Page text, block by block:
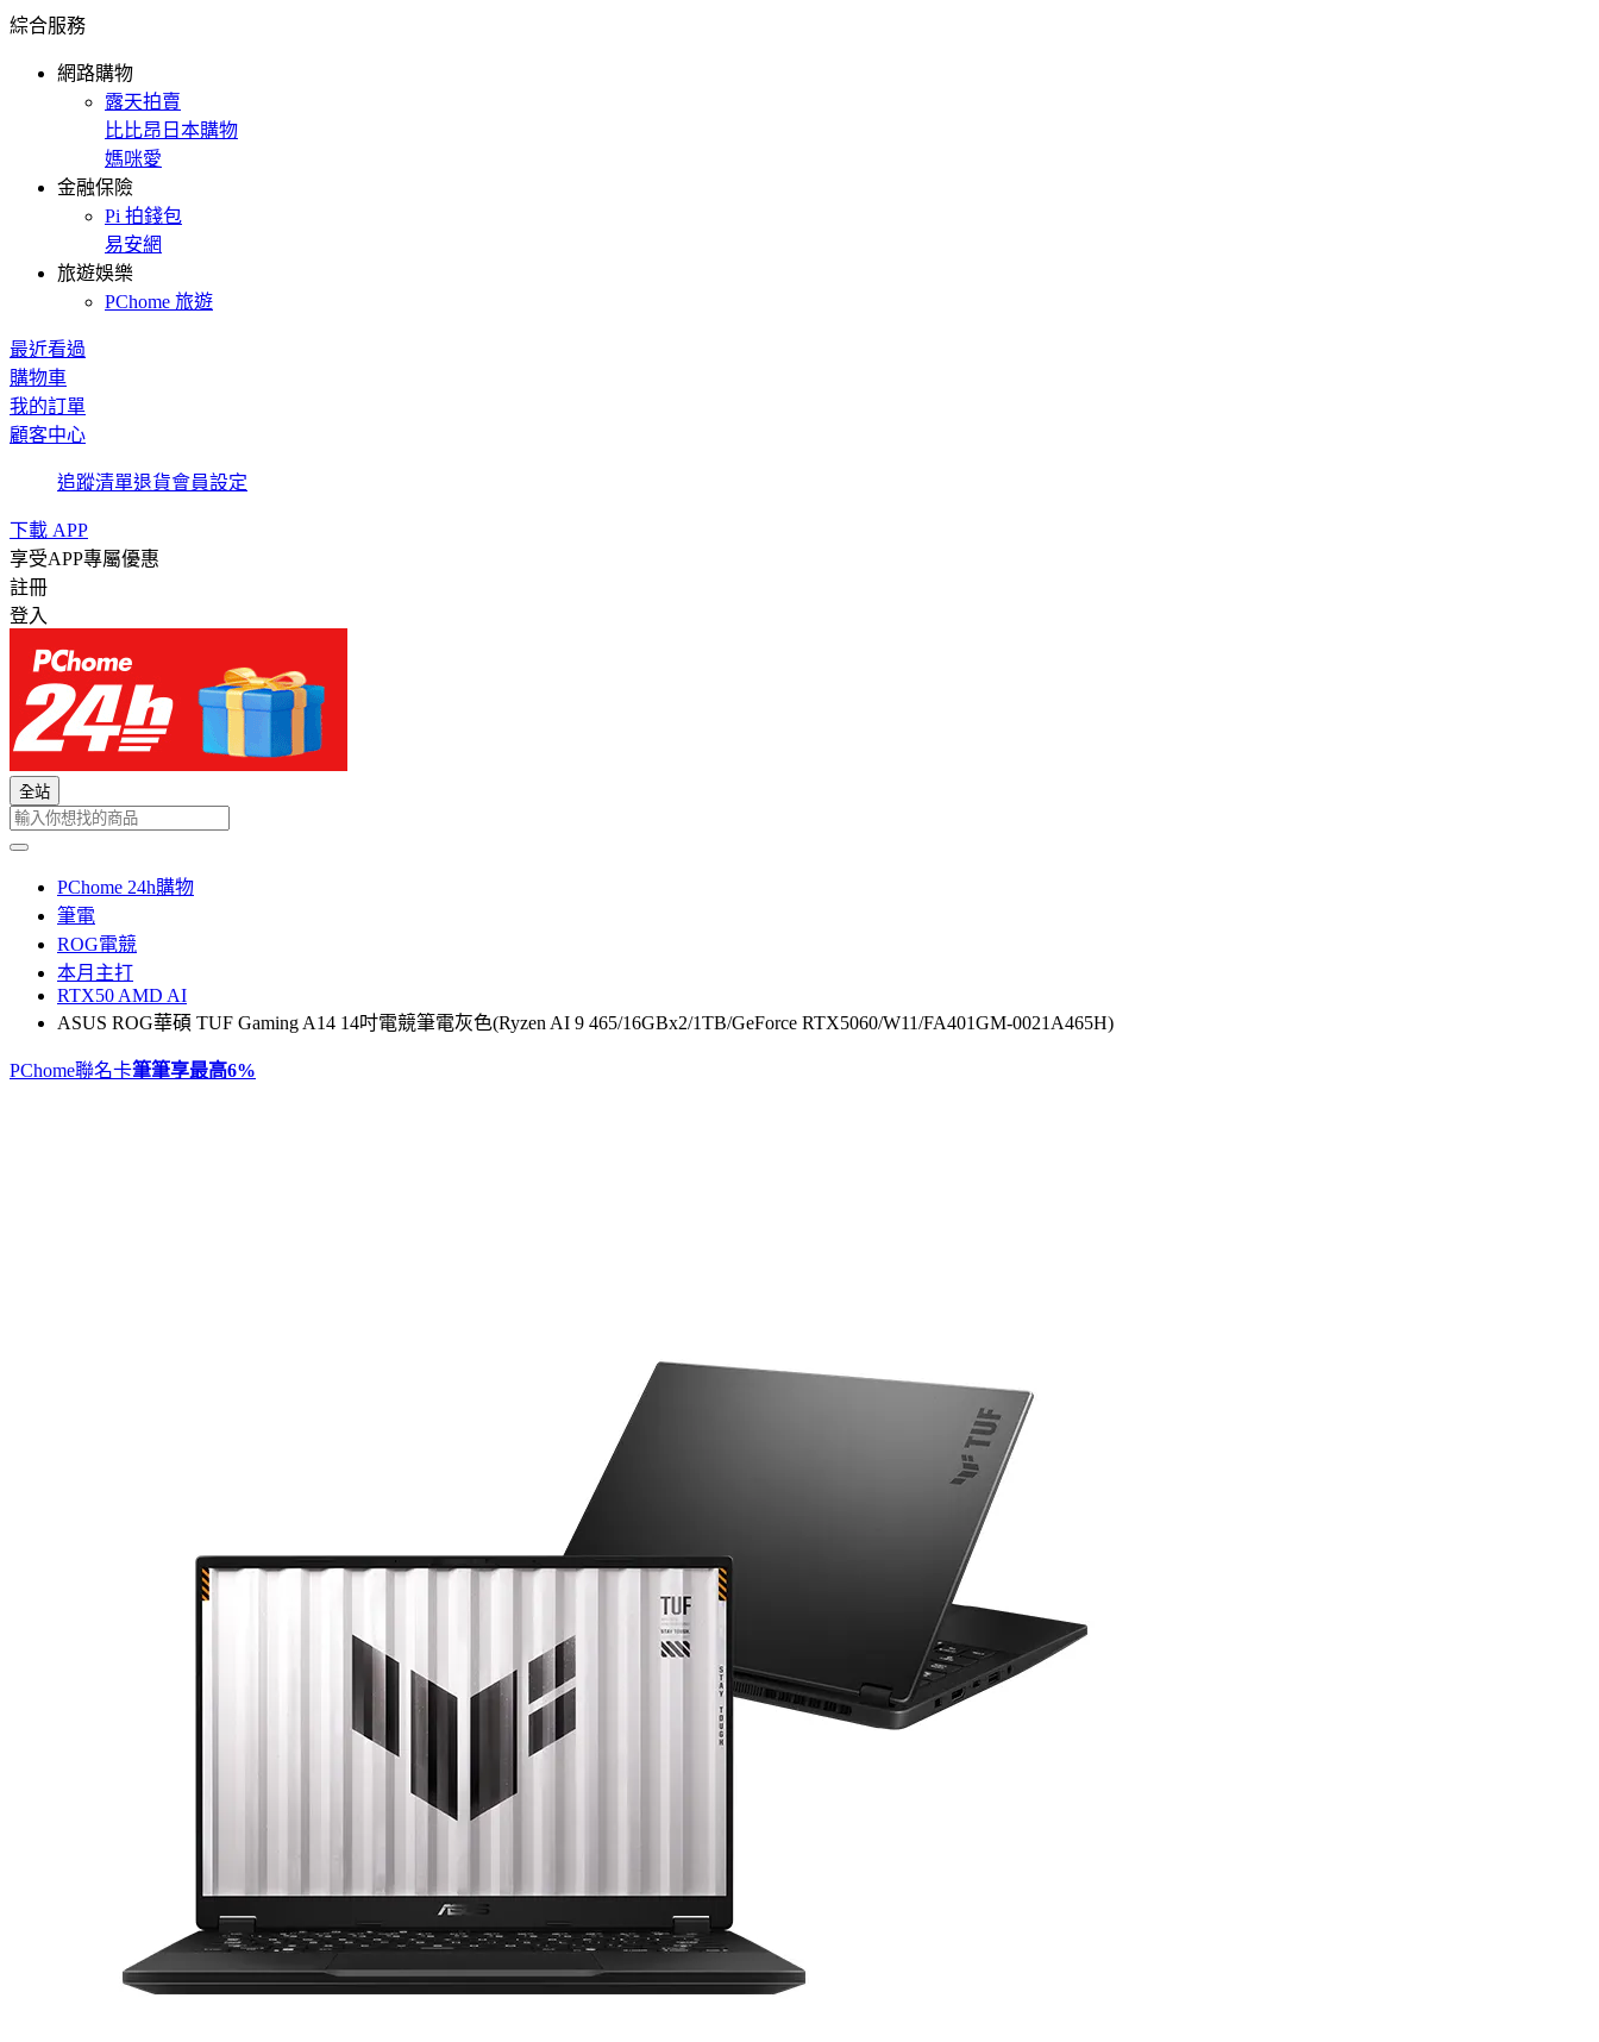
綜合服務
網路購物
露天拍賣
比比昂日本購物
媽咪愛
金融保險
Pi 拍錢包
易安網
旅遊娛樂
PChome 旅遊
最近看過
購物車
我的訂單
顧客中心
追蹤清單退貨會員設定
下載 APP
享受APP專屬優惠
註冊
登入
全站
PChome 24h購物
筆電
ROG電競
本月主打
RTX50 AMD AI
ASUS ROG華碩 TUF Gaming A14 14吋電競筆電灰色(Ryzen AI 9 465/16GBx2/1TB/GeForce RTX5060/W11/FA401GM-0021A465H)
PChome聯名卡筆筆享最高6%